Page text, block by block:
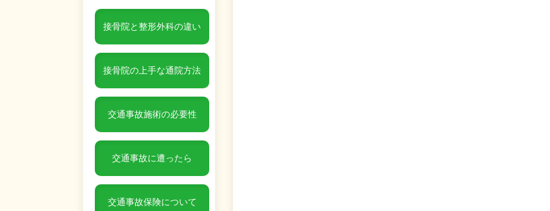
接骨院と整形外科の違い
接骨院の上手な通院方法
交通事故施術の必要性
交通事故に遭ったら
交通事故保険について